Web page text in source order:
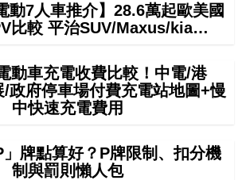
動7人車推介】28.6萬起歐美國
比較 平治SUV/Maxus/kia…
動車充電收費比較！中電/港
政府停車場付費充電站地圖+慢
中快速充電費用
牌點算好？P牌限制、扣分機
制與罰則懶人包